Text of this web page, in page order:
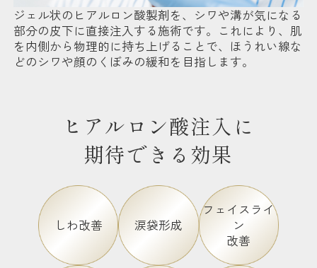
ジェル状のヒアルロン酸製剤を、シワや溝が気になる
部分の皮下に直接注入する施術です。これにより、肌
を内側から物理的に持ち上げることで、ほうれい線な
どのシワや顔のくぼみの緩和を目指します。
ヒアルロン酸注入に
期待できる効果
しわ改善 涙袋形成
フェイスライ
ン
改善